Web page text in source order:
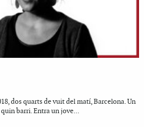
dos quarts de vuit del matí, Barcelona. Un
barri. Entra un jove...